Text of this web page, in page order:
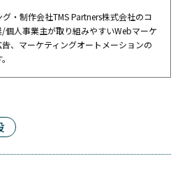
・制作会社TMS Partners株式会社のコ
個人事業主が取り組みやすいWebマーケ
、マーケティングオートメーションの